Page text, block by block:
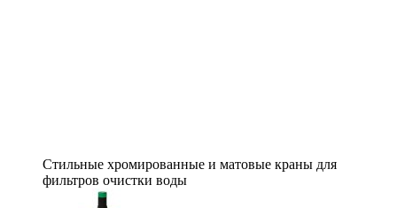
Стильные хромированные и матовые краны для
фильтров очистки воды